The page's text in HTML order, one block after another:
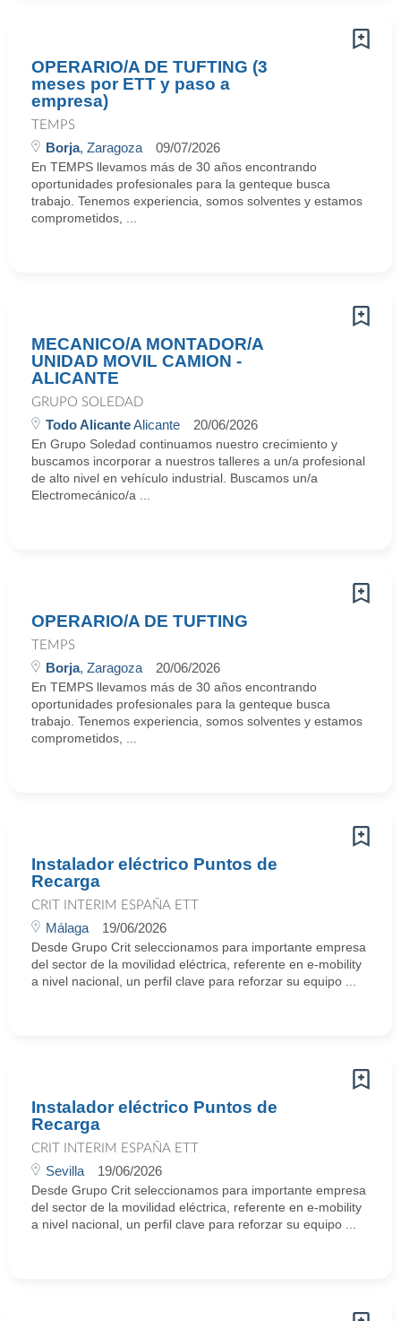
OPERARIO/A DE TUFTING (3
meses por ETT y paso a
empresa)
TEMPS
Borja, Zaragoza 09/07/2026
En TEMPS llevamos más de 30 años encontrando
oportunidades profesionales para la genteque busca
trabajo. Tenemos experiencia, somos solventes y estamos
comprometidos, ...
MECANICO/A MONTADOR/A
UNIDAD MOVIL CAMION -
ALICANTE
GRUPO SOLEDAD
Todo AlicanteAlicante 20/06/2026
En Grupo Soledad continuamos nuestro crecimiento y
buscamos incorporar a nuestros talleres a un/a profesional
de alto nivel en vehículo industrial. Buscamos un/a
Electromecánico/a ...
OPERARIO/A DE TUFTING
TEMPS
Borja, Zaragoza 20/06/2026
En TEMPS llevamos más de 30 años encontrando
oportunidades profesionales para la genteque busca
trabajo. Tenemos experiencia, somos solventes y estamos
comprometidos, ...
Instalador eléctrico Puntos de
Recarga
CRIT INTERIM ESPAÑA ETT
Málaga 19/06/2026
Desde Grupo Crit seleccionamos para importante empresa
del sector de la movilidad eléctrica, referente en e‑mobility
a nivel nacional, un perfil clave para reforzar su equipo ...
Instalador eléctrico Puntos de
Recarga
CRIT INTERIM ESPAÑA ETT
Sevilla 19/06/2026
Desde Grupo Crit seleccionamos para importante empresa
del sector de la movilidad eléctrica, referente en e‑mobility
a nivel nacional, un perfil clave para reforzar su equipo ...